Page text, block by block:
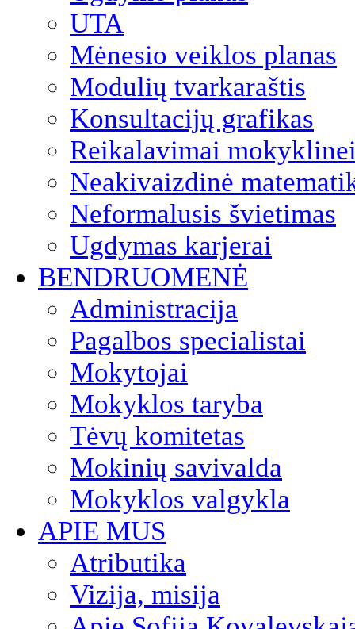
UTA
Mėnesio veiklos planas
Modulių tvarkaraštis
Konsultacijų grafikas
Reikalavimai
Neakivaizdinė
Neformalusis švietimas
Ugdymas karjerai
BENDRUOMENĖ
Administracija
Pagalbos specialistai
Mokytojai
Mokyklos taryba
Tėvų komitetas
Mokinių savivalda
Mokyklos valgykla
APIE MUS
Atributika
Vizija, misija